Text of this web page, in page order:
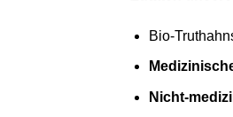
Bio-
Nicht-